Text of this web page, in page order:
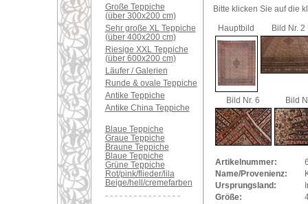
Große Teppiche
(über 300x200 cm)
Sehr große XL Teppiche
(über 400x200 cm)
Riesige XXL Teppiche
(über 600x200 cm)
Läufer / Galerien
Runde & ovale Teppiche
Antike Teppiche
Antike China Teppiche
Blaue Teppiche
Graue Teppiche
Braune Teppiche
Blaue Teppiche
Grüne Teppiche
Rot/pink/flieder/lila
Beige/hell/cremefarben
Bitte klicken Sie auf die
Hauptbild
Bild Nr. 2
Bild Nr. 6 Bild
Artikelnummer:
Name/Provenienz:
Ursprungsland:
Größe: